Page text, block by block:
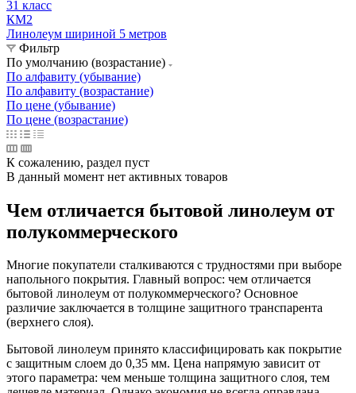
31 класс
КМ2
Линолеум шириной 5 метров
Фильтр
По умолчанию (возрастание)
По алфавиту (убывание)
По алфавиту (возрастание)
По цене (убывание)
По цене (возрастание)
К сожалению, раздел пуст
В данный момент нет активных товаров
Чем отличается бытовой линолеум от
полукоммерческого
Многие покупатели сталкиваются с трудностями при выборе
напольного покрытия. Главный вопрос: чем отличается
бытовой линолеум от полукоммерческого? Основное
различие заключается в толщине защитного транспарента
(верхнего слоя).
Бытовой линолеум принято классифицировать как покрытие
с защитным слоем до 0,35 мм. Цена напрямую зависит от
этого параметра: чем меньше толщина защитного слоя, тем